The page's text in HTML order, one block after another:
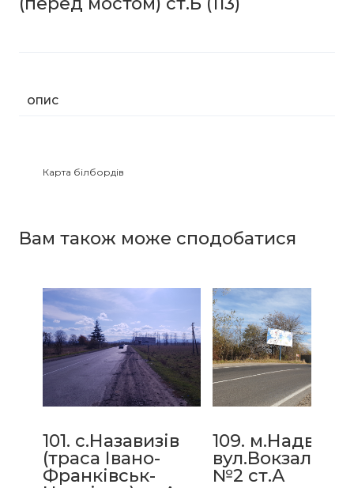
ОПИС
Карта білбордів
Вам також може сподобатися
101. с.Назавизів
(траса Івано-
Франківськ-
109.
вул.Вокзальна,
№2 ст.А